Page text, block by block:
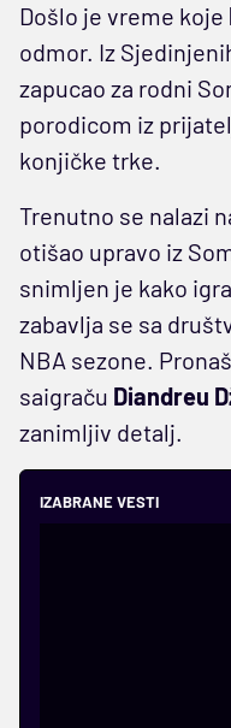
Došlo je vreme koje
odmor. Iz
zapucao za rodni
porodicom iz
konjičke trke.
Trenutno se nalazi
otišao upravo iz
snimljen je kako
zabavlja se sa
NBA sezone.
saigraču Diandreu
zanimljiv detalj.
IZABRANE VESTI